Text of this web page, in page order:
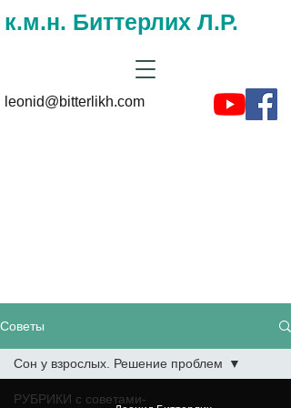
к.м.н. Биттерлих Л.Р.
leonid@bitterlikh.com
Советы
РУБРИКИ с советами-
Сон у взрослых. Решение проблем